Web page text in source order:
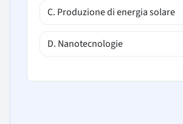
C. Produzione di energia solare
D. Nanotecnologie